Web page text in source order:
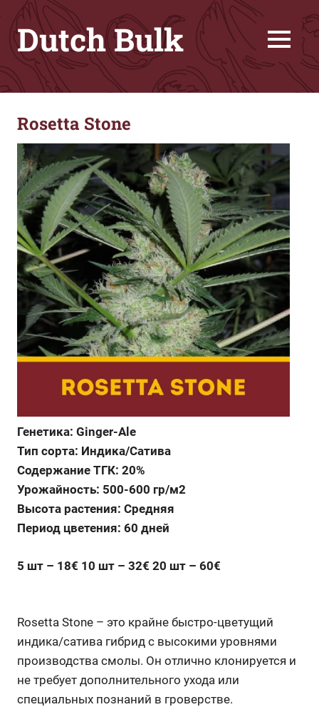
contentDutch Bulk
Great
genetics
friendly
MENU
Rosetta Stone
Генетика: Ginger-Ale
Тип сорта: Индика/Сатива
Содержание ТГК: 20%
Урожайность: 500-600 гр/м2
Высота растения: Средняя
Период цветения: 60 дней
5 шт – 18€ 10 шт – 32€ 20 шт – 60€
Rosetta Stone – это крайне быстро-цветущий
индика/сатива гибрид с высокими уровнями
производства смолы. Он отлично клонируется и
не требует дополнительного ухода или
специальных познаний в гроверстве.